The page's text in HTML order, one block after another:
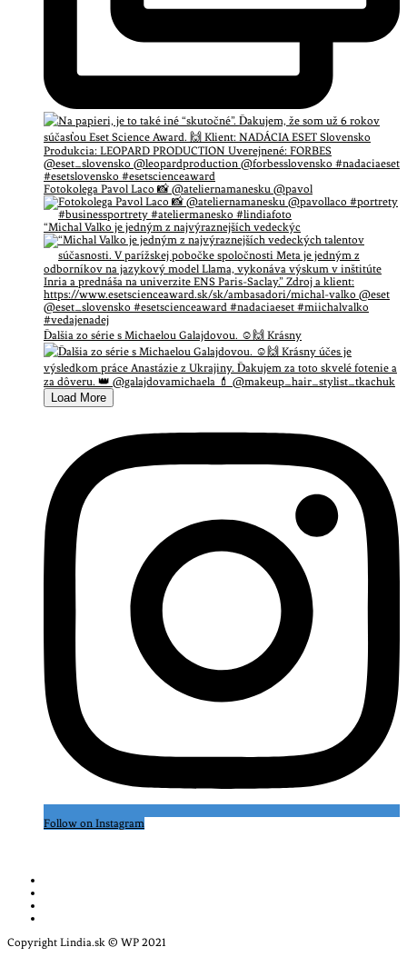
Fotokolega Pavol Laco 📸 @ateliernamanesku @pavol
“Michal Valko je jedným z najvýraznejších vedeckýc
Ďalšia zo série s Michaelou Galajdovou. ☺️🙌 Krásny
Load More
Follow on Instagram
Copyright Lindia.sk © WP 2021